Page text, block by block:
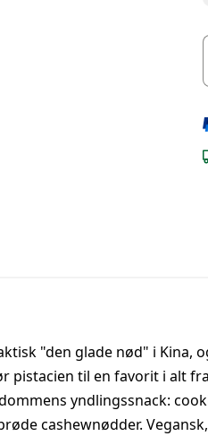
"den glade nød" i Kina,
pistacien til en favorit i alt
yndlingssnack:
cashewnødder. Vegansk,